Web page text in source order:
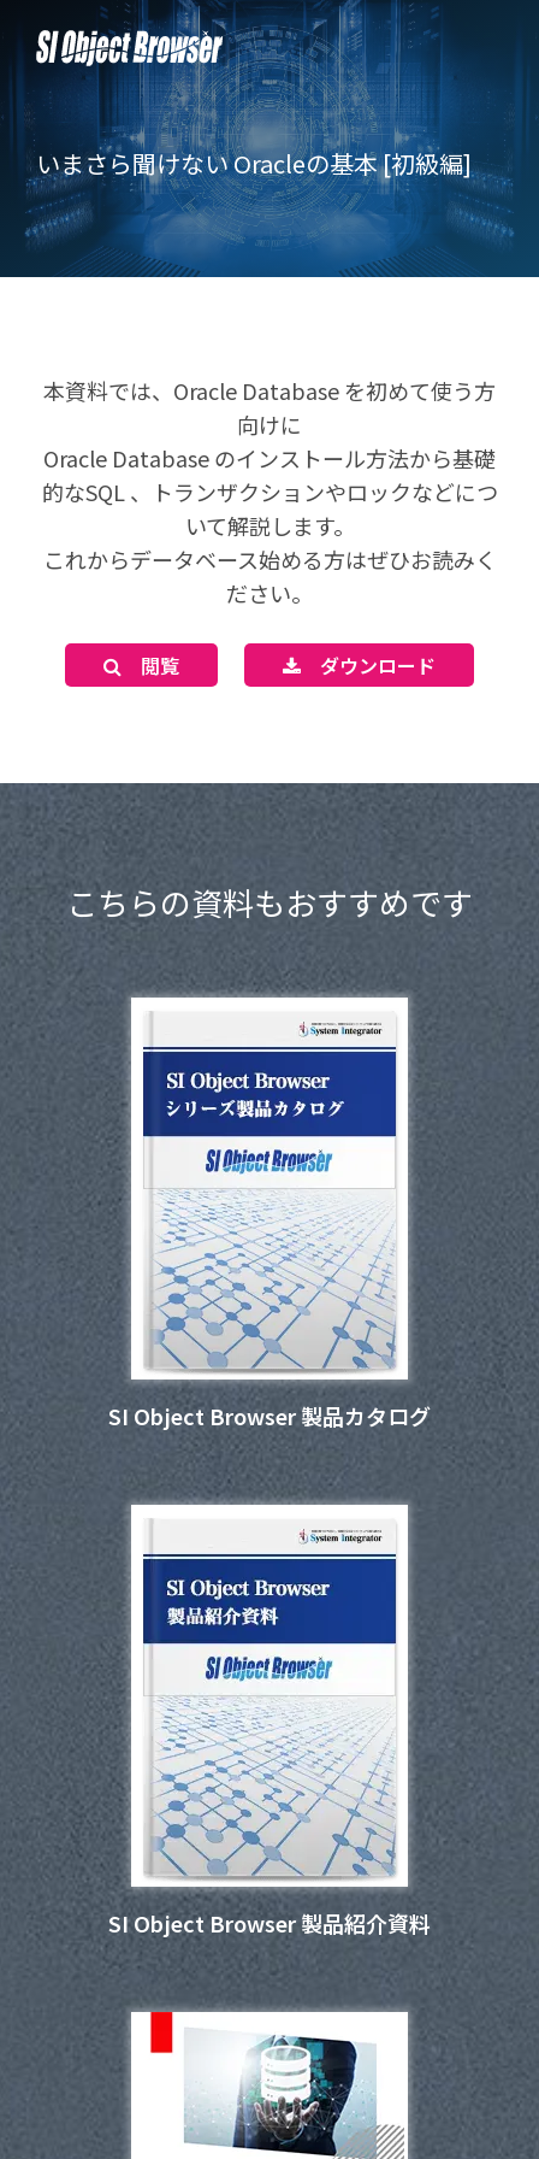
いまさら聞けない Oracleの基本 [初級編]
本資料では、Oracle Database を初めて使う方
向けに
Oracle Database のインストール方法から基礎
的なSQL 、トランザクションやロックなどにつ
いて解説します。
これからデータベース始める方はぜひお読みく
ださい。
閲覧 ダウンロード
こちらの資料もおすすめです
SI Object Browser 製品カタログ
SI Object Browser 製品紹介資料